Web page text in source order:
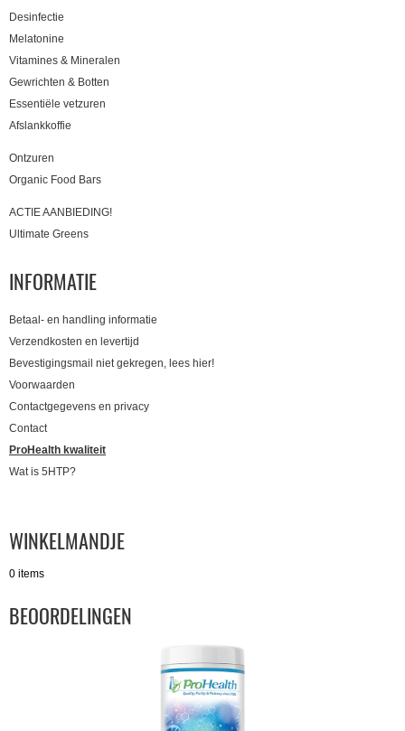
Desinfectie
Melatonine
Vitamines & Mineralen
Gewrichten & Botten
Essentiële vetzuren
Afslankkoffie
Ontzuren
Organic Food Bars
ACTIE AANBIEDING!
Ultimate Greens
INFORMATIE
Betaal- en handling informatie
Verzendkosten en levertijd
Bevestigingsmail niet gekregen, lees hier!
Voorwaarden
Contactgegevens en privacy
Contact
ProHealth kwaliteit
Wat is 5HTP?
WINKELMANDJE
0 items
BEOORDELINGEN